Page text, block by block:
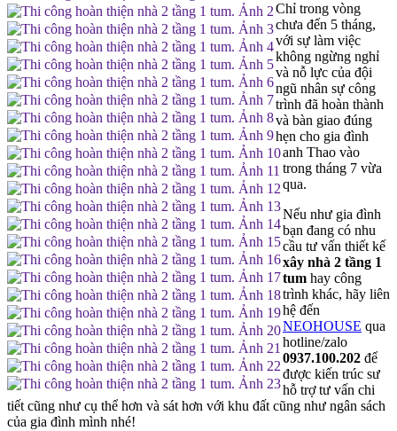
Chỉ trong vòng
chưa đến 5 tháng,
với sự làm việc
không ngừng nghỉ
và nỗ lực của đội
ngũ nhân sự công
trình đã hoàn thành
và bàn giao đúng
hẹn cho gia đình
anh Thao vào
trong tháng 7 vừa
qua.
Nếu như gia đình
bạn đang có nhu
cầu tư vấn thiết kế
xây nhà 2 tầng 1
tum hay công
trình khác, hãy liên
hệ đến
NEOHOUSE qua
hotline/zalo
0937.100.202 để
được kiến trúc sư
hỗ trợ tư vấn chi
tiết cũng như cụ thể hơn và sát hơn với khu đất cũng như ngân sách
của gia đình mình nhé!